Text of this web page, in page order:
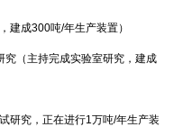
建成300吨/年生产装置）
究（主持完成实验室研究，建成
研究，正在进行1万吨/年生产装